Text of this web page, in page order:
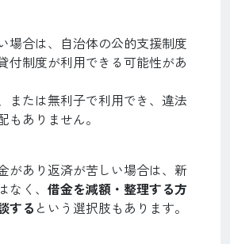
場合は、自治体の公的支援制度
付制度が利用できる可能性があ
または無利子で利用でき、違法
もありません。
があり返済が苦しい場合は、新
く、 借金を減額・整理する方
する という選択肢もあります。